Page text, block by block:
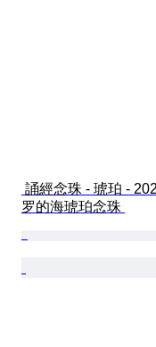
罗的海琥珀念珠